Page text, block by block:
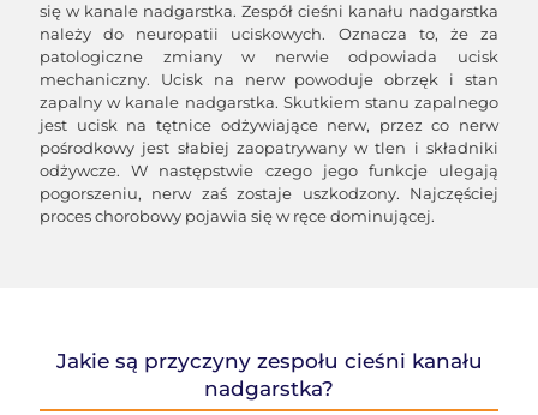
się w kanale nadgarstka. Zespół cieśni kanału nadgarstka
należy do neuropatii uciskowych. Oznacza to, że za
patologiczne zmiany w nerwie odpowiada ucisk
mechaniczny. Ucisk na nerw powoduje obrzęk i stan
zapalny w kanale nadgarstka. Skutkiem stanu zapalnego
jest ucisk na tętnice odżywiające nerw, przez co nerw
pośrodkowy jest słabiej zaopatrywany w tlen i składniki
odżywcze. W następstwie czego jego funkcje ulegają
pogorszeniu, nerw zaś zostaje uszkodzony. Najczęściej
proces chorobowy pojawia się w ręce dominującej.
Jakie są przyczyny zespołu cieśni kanału
nadgarstka?